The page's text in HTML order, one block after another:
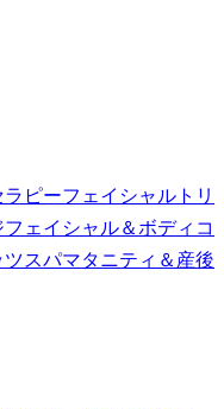
ピーフェイシャルトリ
フェイシャル＆ボディコ
ツスパマタニティ＆産後